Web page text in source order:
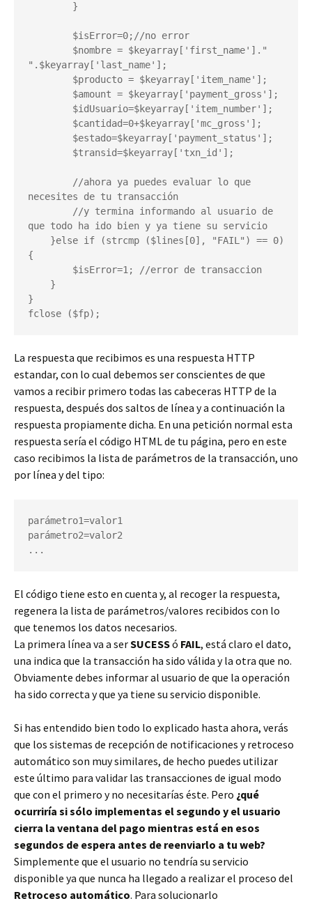
".$keyarray['last_name'];
necesites de tu transacción
que todo ha ido bien y ya tiene su servicio
{
}
fclose ($fp);
La respuesta que recibimos es una respuesta HTTP
estandar, con lo cual debemos ser conscientes de que
vamos a recibir primero todas las cabeceras HTTP de la
respuesta, después dos saltos de línea y a continuación la
respuesta propiamente dicha. En una petición normal esta
respuesta sería el código HTML de tu página, pero en este
caso recibimos la lista de parámetros de la transacción, uno
por línea y del tipo:
parámetro1=valor1
parámetro2=valor2
...
El código tiene esto en cuenta y, al recoger la respuesta,
regenera la lista de parámetros/valores recibidos con lo
que tenemos los datos necesarios.
La primera línea va a serSUCESSó FAIL, está claro el dato,
una indica que la transacción ha sido válida y la otra que no.
Obviamente debes informar al usuario de que la operación
ha sido correcta y que ya tiene su servicio disponible.
Si has entendido bien todo lo explicado hasta ahora, verás
que los sistemas de recepción de notificaciones y retroceso
automático son muy similares, de hecho puedes utilizar
este último para validar las transacciones de igual modo
que con el primero y no necesitarías éste. Pero ¿qué
ocurriría si sólo implementas el segundo y el usuario
cierra la ventana del pago mientras está en esos
segundos de espera antes de reenviarlo a tu web?
Simplemente que el usuario no tendría su servicio
disponible ya que nunca ha llegado a realizar el proceso del
Retroceso automático. Para solucionarlo